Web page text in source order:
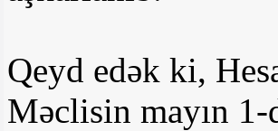
Qeyd edək ki,
Məclisin mayın